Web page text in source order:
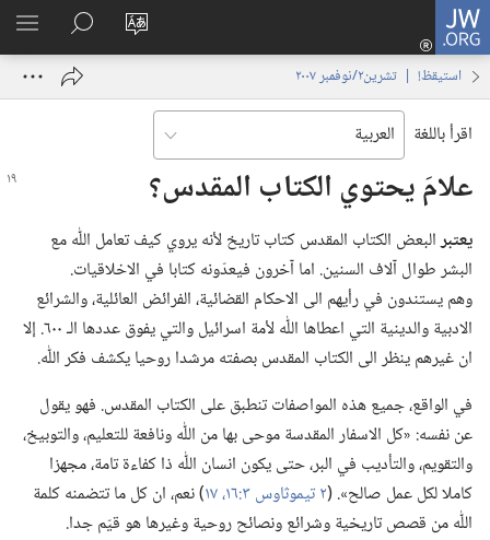
JW.ORG
تغيير
الموقع
تسجيل
الدخول
نافذة
البحث
في
JW.‎ORG
استيقظ‏!‏ | ‏‎تشرين٢/نوفمبر‏ ‏‎٢٠٠٧‏
اقرأ باللغة
علامَ يحتوي الكتاب المقدس؟‏
يعتبرالبعض الكتاب المقدس كتاب تاريخ لأنه يروي كيف تعامل اللّٰه مع
البشر طوال آلاف السنين.‏ اما آخرون فيعدّونه كتابا في الاخلاقيات.‏
وهم يستندون في رأيهم الى الاحكام القضائية،‏ الفرائض العائلية،‏ والشرائع
الادبية والدينية التي اعطاها اللّٰه لأمة اسرائيل والتي يفوق عددها الـ‍ ٦٠٠.‏ إلا
ان غيرهم ينظر الى الكتاب المقدس بصفته مرشدا روحيا يكشف فكر اللّٰه.‏
في الواقع،‏ جميع هذه المواصفات تنطبق على الكتاب المقدس.‏ فهو يقول
عن نفسه:‏ «كل الاسفار المقدسة موحى بها من اللّٰه ونافعة للتعليم،‏ والتوبيخ،‏
والتقويم،‏ والتأديب في البر،‏ حتى يكون انسان اللّٰه ذا كفاءة تامة،‏ مجهزا
كاملا لكل عمل صالح».‏ (‏٢ تيموثاوس ٣:‏١٦،‏ ١٧
‏)‏ نعم،‏ ان كل ما تتضمنه كلمة
اللّٰه من قصص تاريخية وشرائع ونصائح روحية وغيرها هو قيّم جدا.‏